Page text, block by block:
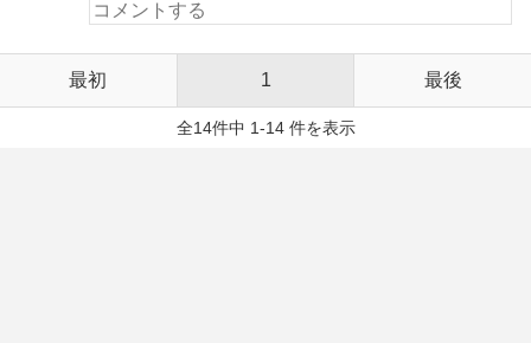
最初 1 最後
全14件中 1-14 件を表示